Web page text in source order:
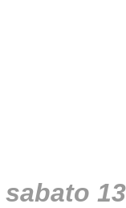
sabato